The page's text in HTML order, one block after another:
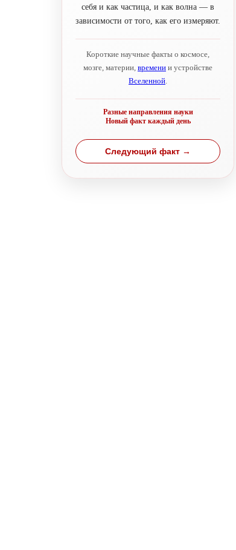
себя и как частица, и как волна — в
зависимости от того, как его измеряют.
Короткие научные факты о космосе,
мозге, материи, времени и устройстве
Вселенной.
Разные направления науки
Новый факт каждый день
Следующий факт →